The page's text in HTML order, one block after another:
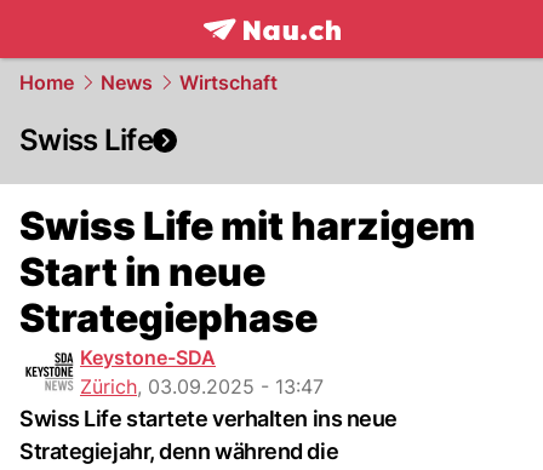
frontpage.NAU.ch
Home News Wirtschaft
Swiss Life
Swiss Life mit harzigem
Start in neue
Strategiephase
Keystone-SDA
Zürich, 03.09.2025 - 13:47
Swiss Life startete verhalten ins neue
Strategiejahr, denn während die